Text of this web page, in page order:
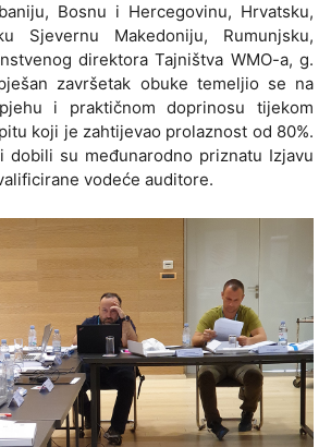
Bosnu i Hercegovinu, Hrvatsku,
Sjevernu Makedoniju, Rumunjsku,
direktora Tajništva WMO-a, g.
završetak obuke temeljio se na
i praktičnom doprinosu tijekom
koji je zahtijevao prolaznost od 80%.
dobili su međunarodno priznatu Izjavu
vodeće auditore.